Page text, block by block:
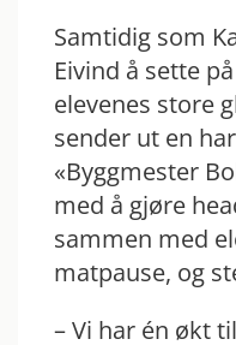
Samtidig som
Eivind å sette
elevenes store
sender ut en
«Byggmester
med å gjøre
sammen med
matpause, og
– Vi har én økt